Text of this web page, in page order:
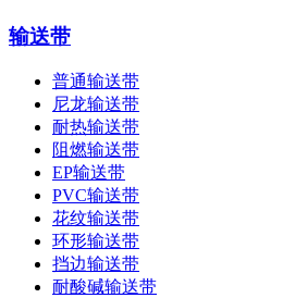
输送带
普通输送带
尼龙输送带
耐热输送带
阻燃输送带
EP输送带
PVC输送带
花纹输送带
环形输送带
挡边输送带
耐酸碱输送带